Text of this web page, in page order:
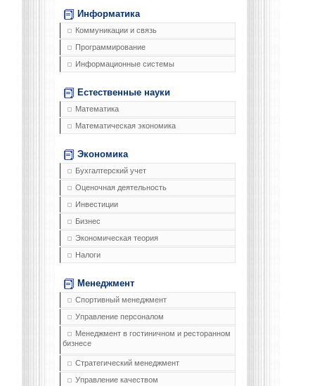
Информатика
Коммуникации и связь
Программирование
Информационные системы
Естественные науки
Математика
Математическая экономика
Экономика
Бухгалтерский учет
Оценочная деятельность
Инвестиции
Бизнес
Экономическая теория
Налоги
Менеджмент
Спортивный менеджмент
Управление персоналом
Менеджмент в гостиничном и ресторанном
бизнесе
Стратегический менеджмент
Управление качеством